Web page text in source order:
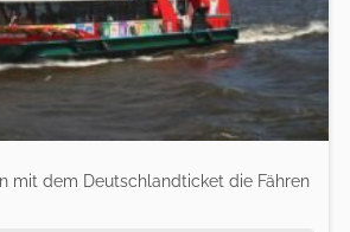
mit dem Deutschlandticket die Fähren